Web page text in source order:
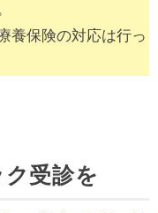
養保険の対応は行っ
受診を